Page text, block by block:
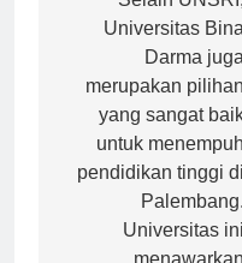
pos Selain UNSRI,
Universitas Bina
Darma juga
merupakan
yang sangat baik
untuk menempuh
pendidikan tinggi di
Palembang.
Universitas ini